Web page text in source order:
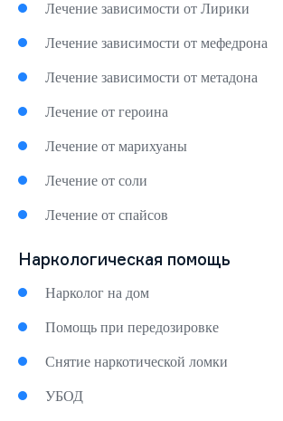
Лечение зависимости от Лирики
Лечение зависимости от мефедрона
Лечение зависимости от метадона
Лечение от героина
Лечение от марихуаны
Лечение от соли
Лечение от спайсов
Наркологическая помощь
Нарколог на дом
Помощь при передозировке
Снятие наркотической ломки
УБОД